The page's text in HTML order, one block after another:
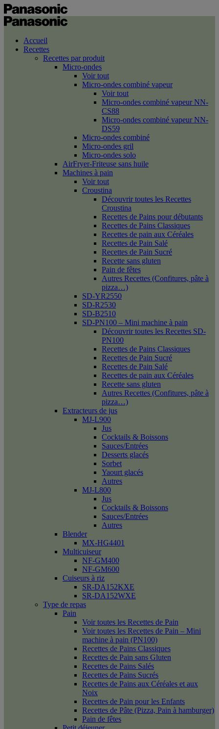
Accueil
Recettes
Recettes par produit
Micro-ondes
Voir tout
Micro-ondes combiné vapeur
Voir tout
Micro-ondes combiné vapeur NN-
CS88
Micro-ondes combiné vapeur NN-
DS59
Micro-ondes combiné
Micro-ondes gril
Micro-ondes solo
AirFryer-Friteuse sans huile
Machines à pain
Voir tout
Croustina
Découvrir toutes les Recettes
Croustina
Recettes de Pains pour débutants
Recettes de Pains Classiques
Recettes de pain aux Céréales
Recettes de Pain Salé
Recettes de Pain Sucré
Recette sans gluten
Pain de fêtes
Autres Recettes (Confitures, pâte à
pizza…)
SD-YR2550
SD-R2530
SD-B2510
SD-PN100 – Mini machine à pain
Découvrir toutes les Recettes SD-
PN100
Recettes de Pains Classiques
Recettes de Pain Sucré
Recettes de Pain Salé
Recettes de pain aux Céréales
Recette sans gluten
Autres Recettes (Confitures, pâte à
pizza…)
Extracteurs de jus
MJ-L900
Jus
Cocktails & Boissons
Sauces/Entrées
Desserts glacés
Sorbet
Yaourt glacés
Autres
MJ-L800
Jus
Cocktails & Boissons
Sauces/Entrées
Autres
Blender
MX-HG4401
Multicuiseur
NF-GM400
NF-GM600
Cuiseurs à riz
SR-DA152KXE
SR-DA152WXE
Type de repas
Pain
Voir toutes les Recettes de Pain
Voir toutes les Recettes de Pain – Mini
machine à pain (PN100)
Recettes de Pains Classiques
Recettes de Pain sans Gluten
Recettes de Pains Salés
Recettes de Pains Sucrés
Recettes de Pains aux Céréales et aux
Noix
Recettes de Pain pour les Enfants
Recettes de Pâte (Pizza, Pain à hamburger)
Pain de fêtes